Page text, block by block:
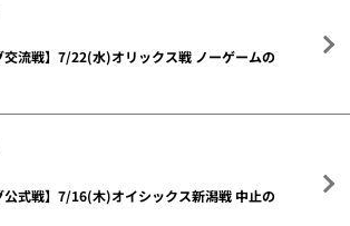
交流戦】7/22(水)オリックス戦 ノーゲームの
公式戦】7/16(木)オイシックス新潟戦 中止の